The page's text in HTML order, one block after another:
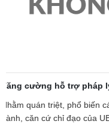
Tuyên truyền pháp luật
phạt tù tại Trại tạm giam
Ngày 25/10/2016, Công